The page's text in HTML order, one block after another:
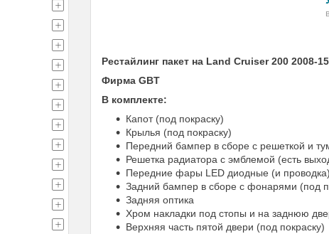
Рестайлинг пакет на Land Cruiser 200
Фирма GBT
В комплекте:
Капот (под покраску)
Крылья (под покраску)
Передний бампер в сборе с решеткой и
Решетка радиатора с эмблемой (есть
Передние фары LED диодные (и проводка)
Задний бампер в сборе с фонарями (под
Задняя оптика
Хром накладки под стопы и на заднюю
Верхняя часть пятой двери (под покраску)